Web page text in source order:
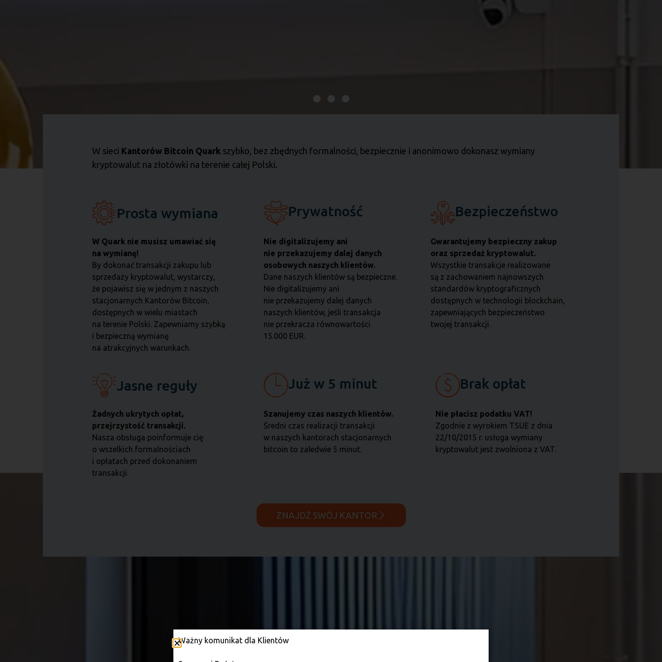
W sieci Kantorów Bitcoin Quark szybko, bez zbędnych formalności, bezpiecznie i anonimowo dokonasz wymiany
kryptowalut na złotówki na terenie całej Polski.
Prosta wymiana
W Quark nie musisz umawiać się
na wymianę!
By dokonać transakcji zakupu lub
sprzedaży kryptowalut, wystarczy,
że pojawisz się w jednym z naszych
stacjonarnych Kantorów Bitcoin,
dostępnych w wielu miastach
na terenie Polski. Zapewniamy szybką
i bezpieczną wymianę
na atrakcyjnych warunkach.
Prywatność
Nie digitalizujemy ani
nie przekazujemy dalej danych
osobowych naszych klientów.
Dane naszych klientów są bezpieczne.
Nie digitalizujemy ani
nie przekazujemy dalej danych
naszych klientów, jeśli transakcja
nie przekracza równowartości
15.000 EUR.
Bezpieczeństwo
Gwarantujemy bezpieczny zakup
oraz sprzedaż kryptowalut.
Wszystkie transakcje realizowane
są z zachowaniem najnowszych
standardów kryptograficznych
dostępnych w technologii blockchain,
zapewniających bezpieczeństwo
twojej transakcji.
Jasne reguły
Żadnych ukrytych opłat,
przejrzystość transakcji.
Nasza obsługa poinformuje cię
o wszelkich formalnościach
i opłatach przed dokonaniem
transakcji.
Już w 5 minut
Szanujemy czas naszych klientów.
Średni czas realizacji transakcji
w naszych kantorach stacjonarnych
bitcoin to zaledwie 5 minut.
Brak opłat
Nie płacisz podatku VAT!
Zgodnie z wyrokiem TSUE z dnia
22/10/2015 r. usługa wymiany
kryptowalut jest zwolniona z VAT.
ZNAJDŹ SWÓJ KANTOR
Ważny komunikat dla Klientów